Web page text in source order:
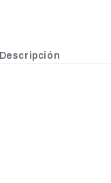
Descripción